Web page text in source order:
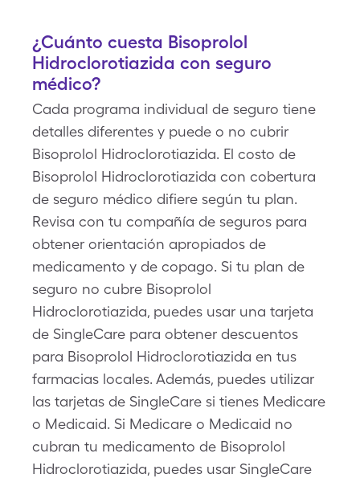
¿Cuánto cuesta Bisoprolol
Hidroclorotiazida con seguro
médico?
Cada programa individual de seguro tiene
detalles diferentes y puede o no cubrir
Bisoprolol Hidroclorotiazida. El costo de
Bisoprolol Hidroclorotiazida con cobertura
de seguro médico difiere según tu plan.
Revisa con tu compañía de seguros para
obtener orientación apropiados de
medicamento y de copago. Si tu plan de
seguro no cubre Bisoprolol
Hidroclorotiazida, puedes usar una tarjeta
de SingleCare para obtener descuentos
para Bisoprolol Hidroclorotiazida en tus
farmacias locales. Además, puedes utilizar
las tarjetas de SingleCare si tienes Medicare
o Medicaid. Si Medicare o Medicaid no
cubran tu medicamento de Bisoprolol
Hidroclorotiazida, puedes usar SingleCare